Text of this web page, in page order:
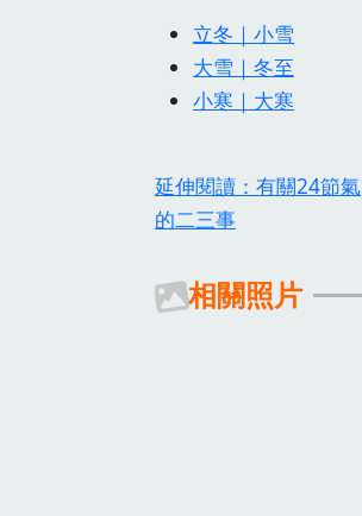
立冬｜小雪
大雪｜冬至
小寒｜大寒
延伸閱讀：有關24節氣
的二三事
相關照片